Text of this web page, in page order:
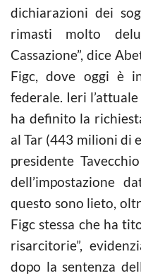
dichiarazioni dei
rimasti molto
Cassazione”, dice
Figc, dove oggi è
federale. Ieri
ha definito la
al Tar (443 milioni di
presidente
dell’impostazione
questo sono lieto,
Figc stessa che ha
risarcitorie”,
dopo la sentenza